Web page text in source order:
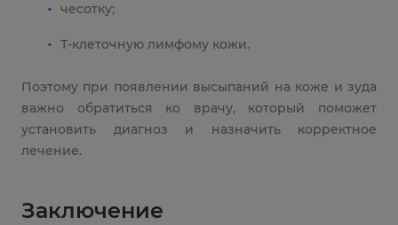
чесотку;
Т-клеточную лимфому кожи.
Поэтому при появлении высыпаний на коже и зуда
важно обратиться ко врачу, который поможет
установить диагноз и назначить корректное
лечение.
Заключение